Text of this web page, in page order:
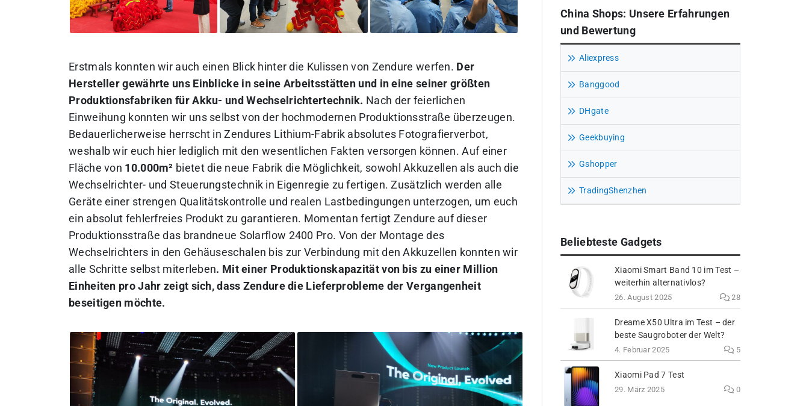
Erstmals konnten wir auch einen Blick hinter die Kulissen von Zendure werfen. Der
Hersteller gewährte uns Einblicke in seine Arbeitsstätten und in eine seiner größten
Produktionsfabriken für Akku- und Wechselrichtertechnik. Nach der feierlichen
Einweihung konnten wir uns selbst von der hochmodernen Produktionsstraße überzeugen.
Bedauerlicherweise herrscht in Zendures Lithium-Fabrik absolutes Fotografierverbot,
weshalb wir euch hier lediglich mit den wesentlichen Fakten versorgen können. Auf einer
Fläche von 10.000m² bietet die neue Fabrik die Möglichkeit, sowohl Akkuzellen als auch die
Wechselrichter- und Steuerungstechnik in Eigenregie zu fertigen. Zusätzlich werden alle
Geräte einer strengen Qualitätskontrolle und realen Lastbedingungen unterzogen, um euch
ein absolut fehlerfreies Produkt zu garantieren. Momentan fertigt Zendure auf dieser
Produktionsstraße das brandneue Solarflow 2400 Pro. Von der Montage des
Wechselrichters in den Gehäuseschalen bis zur Verbindung mit den Akkuzellen konnten wir
alle Schritte selbst miterleben. Mit einer Produktionskapazität von bis zu einer Million
Einheiten pro Jahr zeigt sich, dass Zendure die Lieferprobleme der Vergangenheit
beseitigen möchte.
China Shops: Unsere Erfahrungen
und Bewertung
Aliexpress
Banggood
DHgate
Geekbuying
Gshopper
TradingShenzhen
Beliebteste Gadgets
Xiaomi Smart Band 10 im Test –
weiterhin alternativlos?
26. August 2025 28
Dreame X50 Ultra im Test – der
beste Saugroboter der Welt?
4. Februar 2025 5
Xiaomi Pad 7 Test
29. März 2025 0